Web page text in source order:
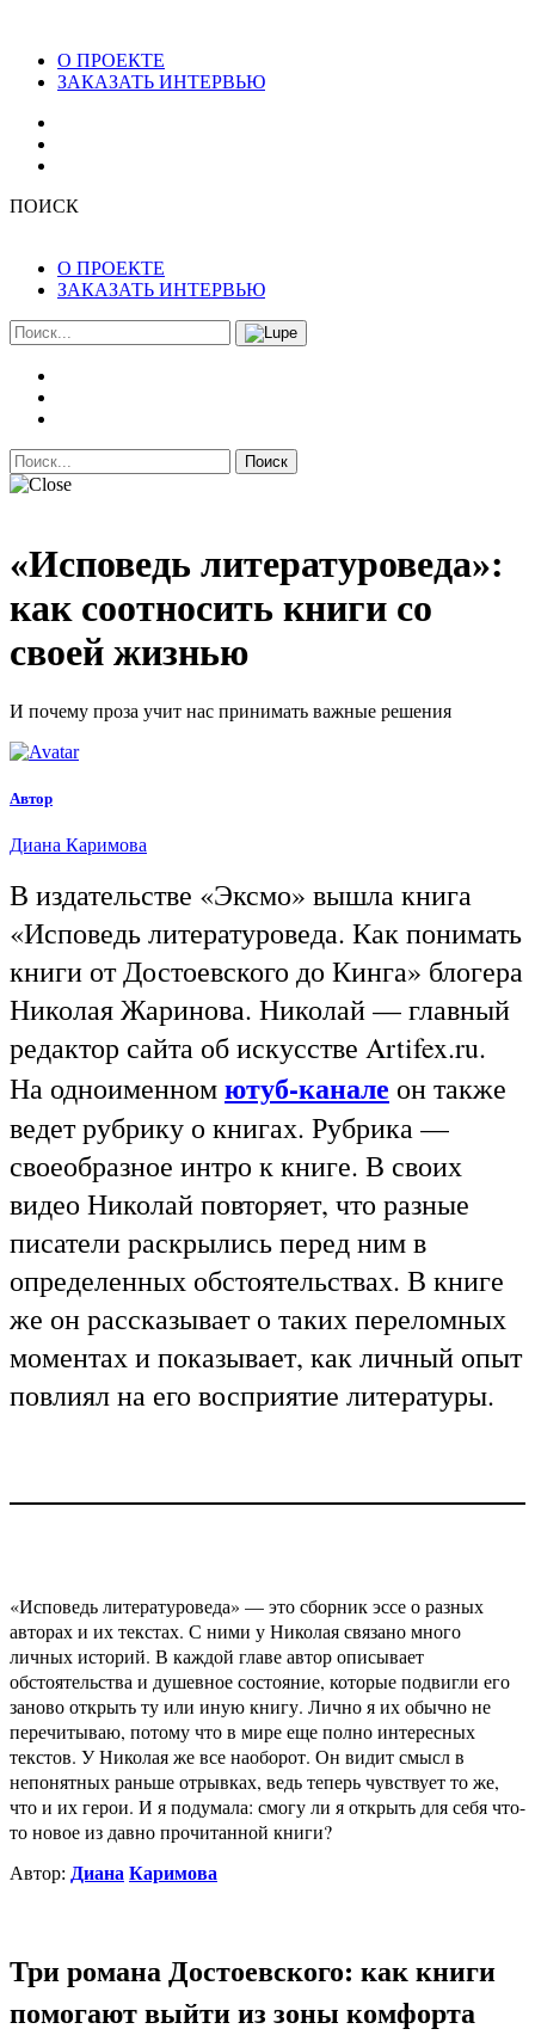
О ПРОЕКТЕ
ЗАКАЗАТЬ ИНТЕРВЬЮ
ПОИСК
О ПРОЕКТЕ
ЗАКАЗАТЬ ИНТЕРВЬЮ
Поиск
«Исповедь литературоведа»:
как соотносить книги со
своей жизнью
И почему проза учит нас принимать важные решения
Автор
Диана Каримова
В издательстве «Эксмо» вышла книга
«Исповедь литературоведа. Как понимать
книги от Достоевского до Кинга» блогера
Николая Жаринова. Николай — главный
редактор сайта об искусстве Artifex.ru.
На одноименномютуб-канале он также
ведет рубрику о книгах. Рубрика —
своеобразное интро к книге. В своих
видео Николай повторяет, что разные
писатели раскрылись перед ним в
определенных обстоятельствах. В книге
же он рассказывает о таких переломных
моментах и показывает, как личный опыт
повлиял на его восприятие литературы.
«Исповедь литературоведа» — это сборник эссе о разных
авторах и их текстах. С ними у Николая связано много
личных историй. В каждой главе автор описывает
обстоятельства и душевное состояние, которые подвигли его
заново открыть ту или иную книгу. Лично я их обычно не
перечитываю, потому что в мире еще полно интересных
текстов. У Николая же все наоборот. Он видит смысл в
непонятных раньше отрывках, ведь теперь чувствует то же,
что и их герои. И я подумала: смогу ли я открыть для себя что-
то новое из давно прочитанной книги?
Автор: Диана Каримова
Три романа Достоевского: как книги
помогают выйти из зоны комфорта